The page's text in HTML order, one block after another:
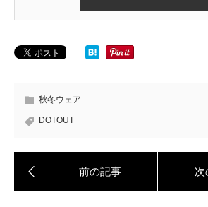
秋冬ウェア
DOTOUT